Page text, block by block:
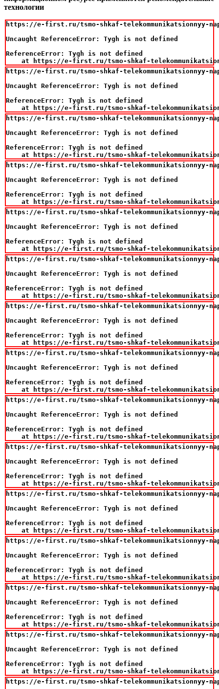
технологии
https://e-first.ru/tsmo-shkaf-telekommunikatsionnyy-
Uncaught ReferenceError: Tygh is not defined
ReferenceError: Tygh is not defined
at https://e-first.ru/tsmo-shkaf-
https://e-first.ru/tsmo-shkaf-telekommunikatsionnyy-
Uncaught ReferenceError: Tygh is not defined
ReferenceError: Tygh is not defined
at https://e-first.ru/tsmo-shkaf-
https://e-first.ru/tsmo-shkaf-telekommunikatsionnyy-
Uncaught ReferenceError: Tygh is not defined
ReferenceError: Tygh is not defined
at https://e-first.ru/tsmo-shkaf-
https://e-first.ru/tsmo-shkaf-telekommunikatsionnyy-
Uncaught ReferenceError: Tygh is not defined
ReferenceError: Tygh is not defined
at https://e-first.ru/tsmo-shkaf-
https://e-first.ru/tsmo-shkaf-telekommunikatsionnyy-
Uncaught ReferenceError: Tygh is not defined
ReferenceError: Tygh is not defined
at https://e-first.ru/tsmo-shkaf-
https://e-first.ru/tsmo-shkaf-telekommunikatsionnyy-
Uncaught ReferenceError: Tygh is not defined
ReferenceError: Tygh is not defined
at https://e-first.ru/tsmo-shkaf-
https://e-first.ru/tsmo-shkaf-telekommunikatsionnyy-
Uncaught ReferenceError: Tygh is not defined
ReferenceError: Tygh is not defined
at https://e-first.ru/tsmo-shkaf-
https://e-first.ru/tsmo-shkaf-telekommunikatsionnyy-
Uncaught ReferenceError: Tygh is not defined
ReferenceError: Tygh is not defined
at https://e-first.ru/tsmo-shkaf-
https://e-first.ru/tsmo-shkaf-telekommunikatsionnyy-
Uncaught ReferenceError: Tygh is not defined
ReferenceError: Tygh is not defined
at https://e-first.ru/tsmo-shkaf-
https://e-first.ru/tsmo-shkaf-telekommunikatsionnyy-
Uncaught ReferenceError: Tygh is not defined
ReferenceError: Tygh is not defined
at https://e-first.ru/tsmo-shkaf-
https://e-first.ru/tsmo-shkaf-telekommunikatsionnyy-
Uncaught ReferenceError: Tygh is not defined
ReferenceError: Tygh is not defined
at https://e-first.ru/tsmo-shkaf-
https://e-first.ru/tsmo-shkaf-telekommunikatsionnyy-
Uncaught ReferenceError: Tygh is not defined
ReferenceError: Tygh is not defined
at https://e-first.ru/tsmo-shkaf-
https://e-first.ru/tsmo-shkaf-telekommunikatsionnyy-
Uncaught ReferenceError: Tygh is not defined
ReferenceError: Tygh is not defined
at https://e-first.ru/tsmo-shkaf-
https://e-first.ru/tsmo-shkaf-telekommunikatsionnyy-
Uncaught ReferenceError: Tygh is not defined
ReferenceError: Tygh is not defined
at https://e-first.ru/tsmo-shkaf-
https://e-first.ru/tsmo-shkaf-telekommunikatsionnyy-